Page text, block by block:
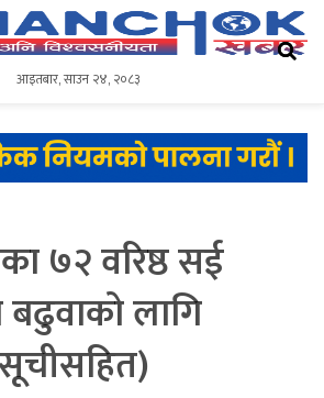
आइतबार,साउन२४,२०८३
आइतबार,साउन २४, २०८३
७२ वरिष्ठ सई
बढुवाको लागि